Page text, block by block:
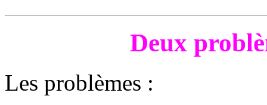
Deux
Les problèmes :